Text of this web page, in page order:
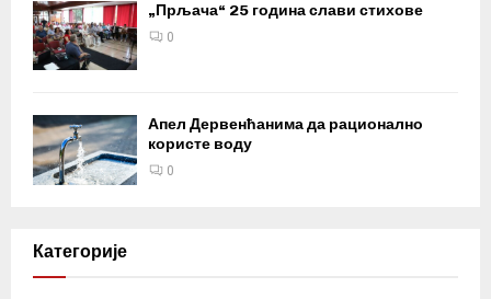
„Прљача“ 25 година слави стихове
0
Апел Дервенћанима да рационално
користе воду
0
Категорије